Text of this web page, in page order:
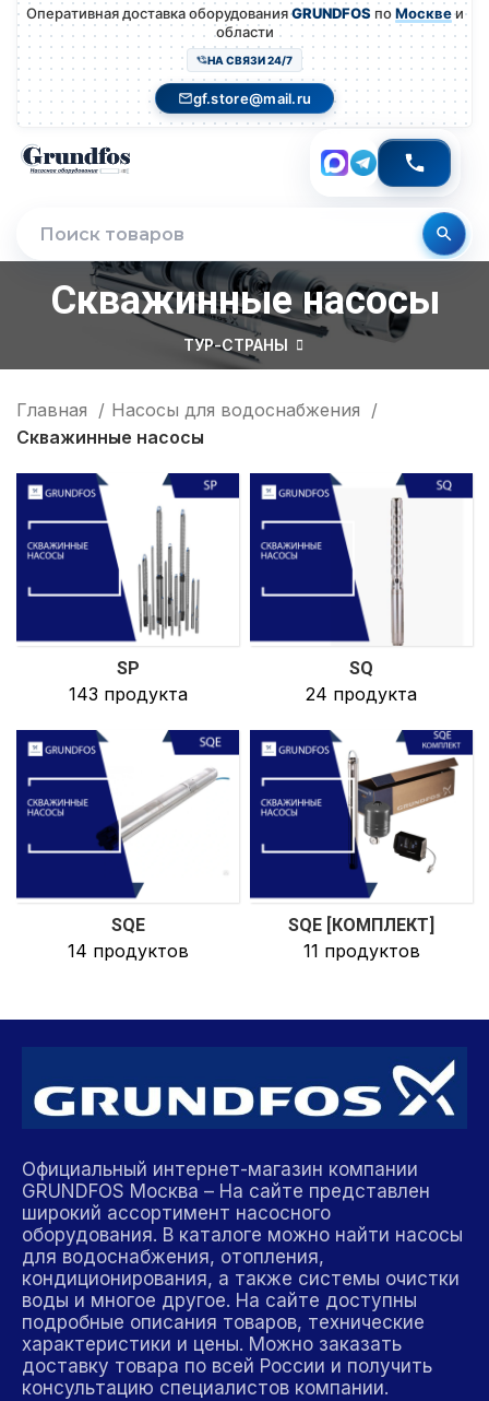
Оперативная доставка оборудованияGRUNDFOS поМосквеи
области
НА СВЯЗИ 24/7
gf.store@mail.ru
Скважинные насосы
ТУР-СТРАНЫ
Главная
Насосы для водоснабжения
Скважинные насосы
SP
143 продукта
SQ
24 продукта
SQE
14 продуктов
SQE [КОМПЛЕКТ]
11 продуктов
Официальный интернет-магазин компании
GRUNDFOS Москва – На сайте представлен
широкий ассортимент насосного
оборудования. В каталоге можно найти насосы
для водоснабжения, отопления,
кондиционирования, а также системы очистки
воды и многое другое. На сайте доступны
подробные описания товаров, технические
характеристики и цены. Можно заказать
доставку товара по всей России и получить
консультацию специалистов компании.